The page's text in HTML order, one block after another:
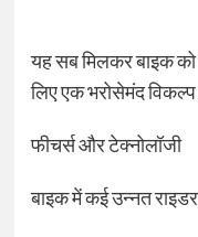
यह सब मिलकर बाइक
लिए एक भरोसेमंद
फीचर्स और टेक्नोलॉजी
बाइक में कई उन्नत